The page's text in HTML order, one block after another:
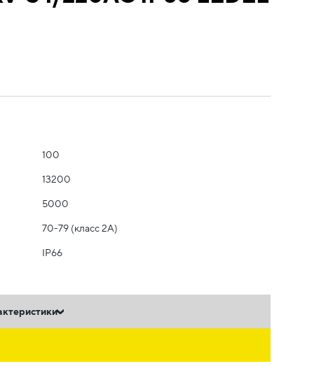
100
13200
5000
70-79 (класс 2A)
IP66